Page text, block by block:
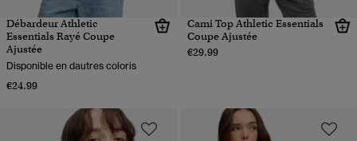
Débardeur Athletic
Essentials Rayé Coupe
Ajustée
Disponible en dautres coloris
€24.99
Cami Top Athletic Essentials
Coupe Ajustée
€29.99